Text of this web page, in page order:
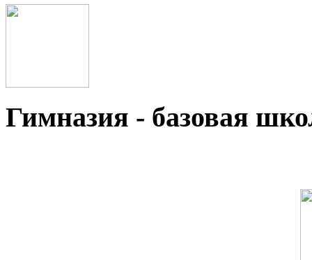
Гимназия - базовая